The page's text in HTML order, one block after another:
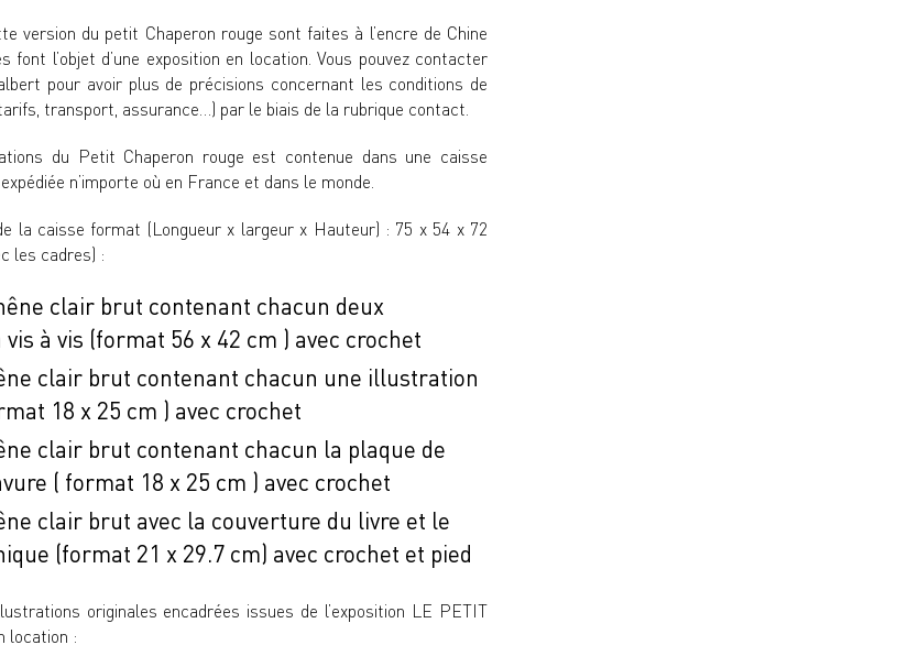
version du petit Chaperon rouge sont faites à l’encre de Chine
font l’objet d’une exposition en location. Vous pouvez contacter
pour avoir plus de précisions concernant les conditions de
transport, assurance…) par le biais de la rubrique contact.
du Petit Chaperon rouge est contenue dans une caisse
n’importe où en France et dans le monde.
la caisse format (Longueur x largeur x Hauteur) : 75 x 54 x 72
les cadres) :
clair brut contenant chacun deux
à vis (format 56 x 42 cm ) avec crochet
clair brut contenant chacun une illustration
18 x 25 cm ) avec crochet
clair brut contenant chacun la plaque de
( format 18 x 25 cm ) avec crochet
clair brut avec la couverture du livre et le
(format 21 x 29.7 cm) avec crochet et pied
originales encadrées issues de l’exposition LE PETIT
location :